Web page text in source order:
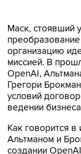
организацию
миссией. В
OpenAI,
Грегори
условий
ведении
Как говорится в
создании
будет